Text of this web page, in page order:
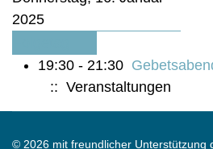
2025
19:30 - 21:30
:: Veranstaltungen
© 2026 mit freundlicher Unterstützung